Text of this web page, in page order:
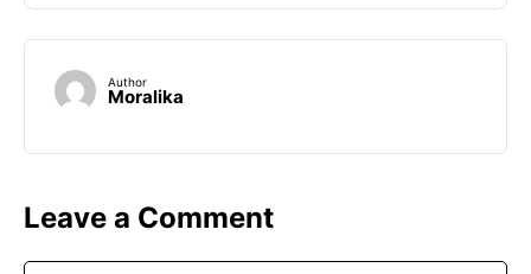
Author
Moralika
Leave a Comment